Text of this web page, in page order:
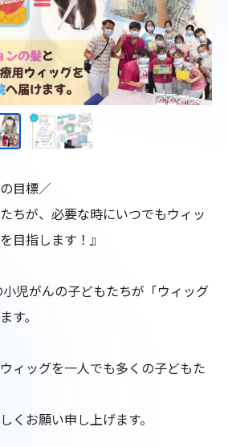
目標／
ちが、必要な時にいつでもウィッ
目指します！』
児がんの子どもたちが「ウィッグ
す。
ィッグを一人でも多くの子どもた
くお願い申し上げます。